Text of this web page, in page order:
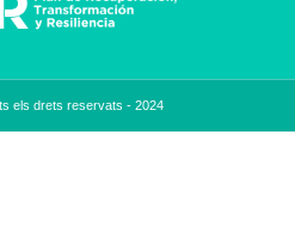
els drets reservats - 2024